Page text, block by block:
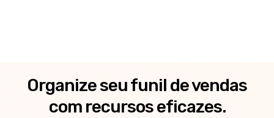
Organize seu funil de vendas
com recursos eficazes.